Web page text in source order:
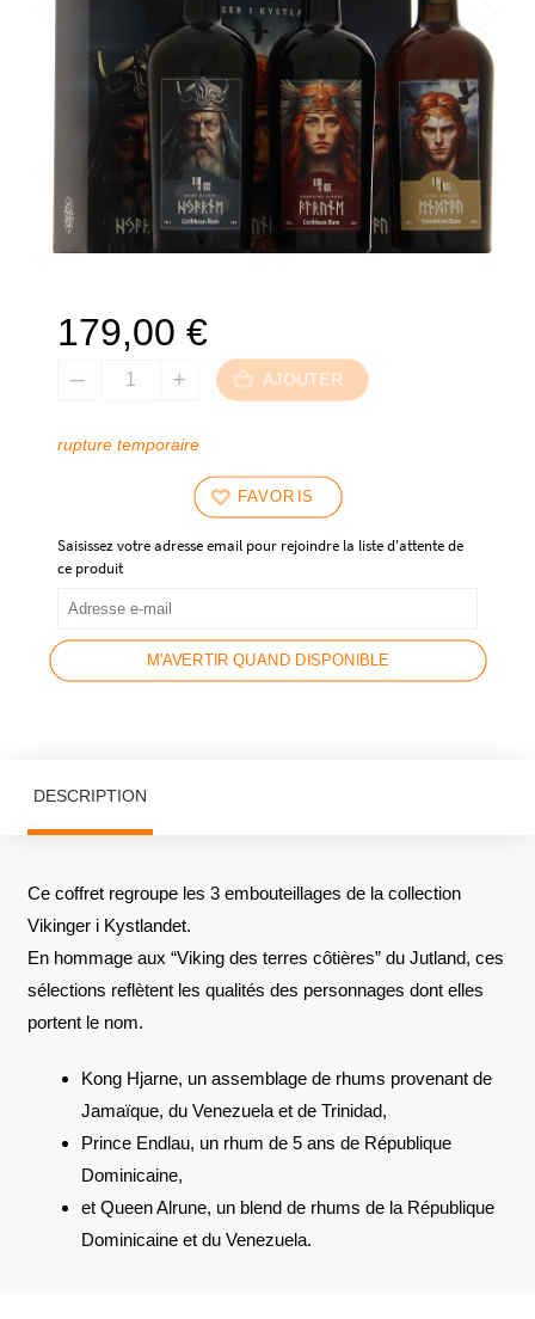
179,00 €
AJOUTER
rupture temporaire
FAVORIS
Saisissez votre adresse email pour rejoindre la liste d'attente de
ce produit
M'AVERTIR QUAND DISPONIBLE
DESCRIPTION
Ce coffret regroupe les 3 embouteillages de la collection
Vikinger i Kystlandet.
En hommage aux “Viking des terres côtières” du Jutland, ces
sélections reflètent les qualités des personnages dont elles
portent le nom.
Kong Hjarne, un assemblage de rhums provenant de
Jamaïque, du Venezuela et de Trinidad,
Prince Endlau, un rhum de 5 ans de République
Dominicaine,
et Queen Alrune, un blend de rhums de la République
Dominicaine et du Venezuela.